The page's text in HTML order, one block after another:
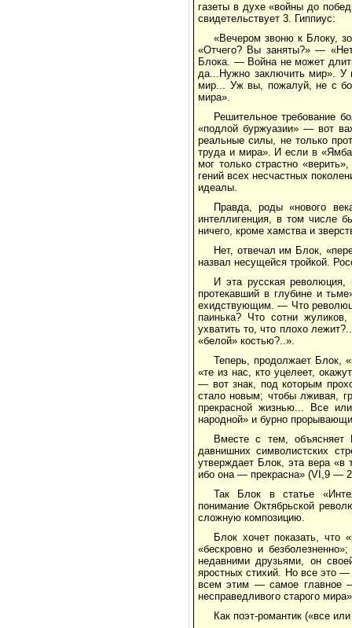
газеты в духе «войны до
свидетельствует 3. Гиппиус:
«Вечером звоню к Блоку,
«Отчего? Вы заняты?» —
Блока. — Война не может
да...Нужно заключить мир». У
мир... Уж вы, пожалуй, не с
мира».
Решительное требование
«подлой буржуазии» — вот
реальные силы, не только
труда и мира». И если в
мог только страстно
гений всех несчастных
идеалы.
Правда, роды «нового
интеллигенция, в том числе
ничего, кроме хамства и
Нет, отвечал им Блок,
назвал несущейся тройкой.
И эта русская
протекавший в глубине и
ехидствующим. — Что
паинька? Что сотни
ухватить то, что плохо
«белой» костью?..».
Теперь, продолжает Блок,
«те из нас, кто уцелеет,
— вот знак, под которым
стало новым; чтобы лживая,
прекрасной жизнью... Все
народной» и бурно
Вместе с тем, объясняет
давнишних символистских
утверждает Блок, эта вера «в
ибо она — прекрасна» (VI,9 —
Так Блок в статье
понимание Октябрьской
сложную композицию.
Блок хочет показать,
«бескровно и
недавними друзьями, он
яростных стихий. Но все это —
всем этим — самое главное
несправедливого старого
Как поэт-романтик («все